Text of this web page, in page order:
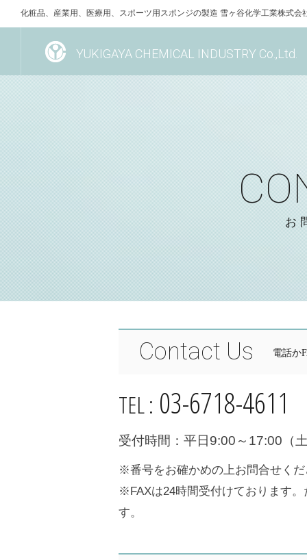
化粧品、産業用、医療用、スポーツ用スポンジの製造 雪ヶ谷化学工業株式会
YUKIGAYA CHEMICAL INDUSTRY Co.,Ltd.
お
Contact Us 電話か
TEL : 03-6718-4611
受付時間：平日9:00～17:00（
※番号をお確かめの上お問合せくだ
※FAXは24時間受付けております
す。